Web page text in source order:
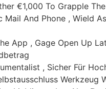
€1,000 To Grapple
And Phone , Wield
App , Gage Open Up
, Sicher Für
Werkzeug